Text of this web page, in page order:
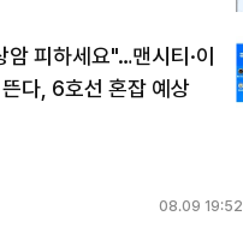
암 피하세요"…맨시티·이
다, 6호선 혼잡 예상
08.09 19:52